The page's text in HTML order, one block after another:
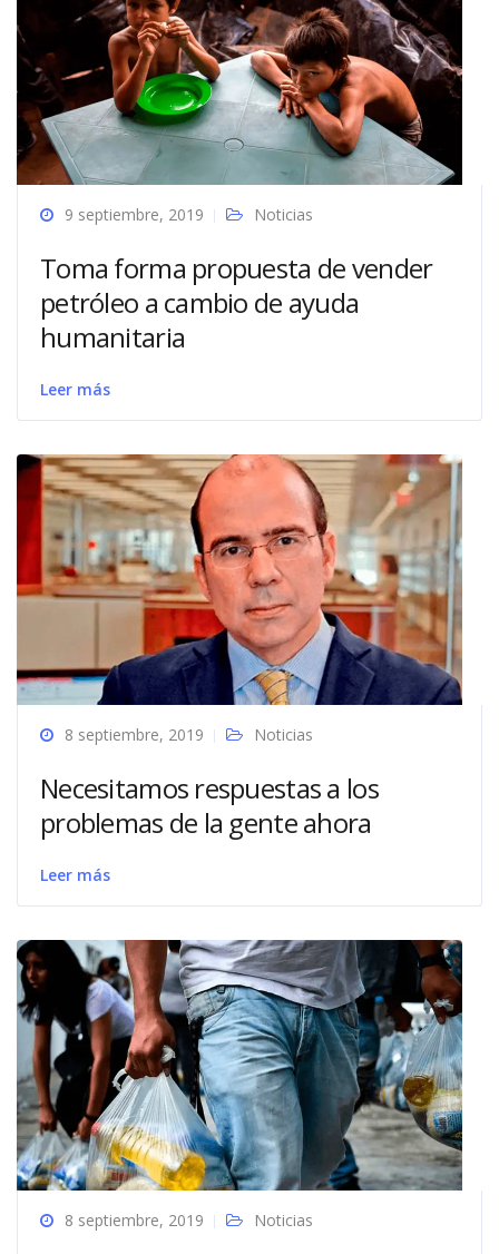
9 septiembre, 2019 Noticias
Toma forma propuesta de vender
petróleo a cambio de ayuda
humanitaria
Leer más
8 septiembre, 2019 Noticias
Necesitamos respuestas a los
problemas de la gente ahora
Leer más
8 septiembre, 2019 Noticias